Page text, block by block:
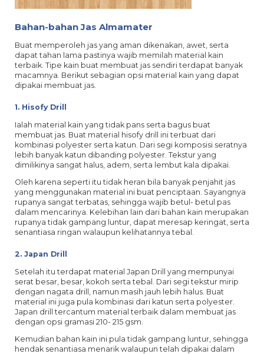
Bahan-bahan Jas Almamater
Buat memperoleh jas yang aman dikenakan, awet, serta
dapat tahan lama pastinya wajib memilah material kain
terbaik. Tipe kain buat membuat jas sendiri terdapat banyak
macamnya. Berikut sebagian opsi material kain yang dapat
dipakai membuat jas.
1. Hisofy Drill
Ialah material kain yang tidak pans serta bagus buat
membuat jas. Buat material hisofy drill ini terbuat dari
kombinasi polyester serta katun. Dari segi komposisi seratnya
lebih banyak katun dibanding polyester. Tekstur yang
dimilikinya sangat halus, adem, serta lembut kala dipakai.
Oleh karena seperti itu tidak heran bila banyak penjahit jas
yang menggunakan material ini buat penciptaan. Sayangnya
rupanya sangat terbatas, sehingga wajib betul- betul pas
dalam mencarinya. Kelebihan lain dari bahan kain merupakan
rupanya tidak gampang luntur, dapat meresap keringat, serta
senantiasa ringan walaupun kelihatannya tebal.
2. Japan Drill
Setelah itu terdapat material Japan Drill yang mempunyai
serat besar, besar, kokoh serta tebal. Dari segi tekstur mirip
dengan nagata drill, namun masih jauh lebih halus. Buat
material ini juga pula kombinasi dari katun serta polyester.
Japan drill tercantum material terbaik dalam membuat jas
dengan opsi gramasi 210- 215 gsm.
Kemudian bahan kain ini pula tidak gampang luntur, sehingga
hendak senantiasa menarik walaupun telah dipakai dalam